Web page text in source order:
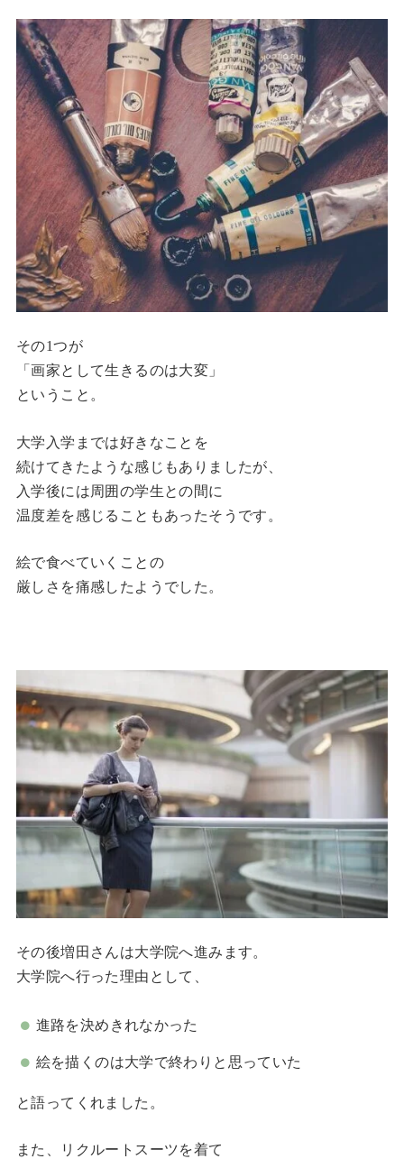
その1つが
「画家として生きるのは大変」
ということ。
大学入学までは好きなことを
続けてきたような感じもありましたが、
入学後には周囲の学生との間に
温度差を感じることもあったそうです。
絵で食べていくことの
厳しさを痛感したようでした。
その後増田さんは大学院へ進みます。
大学院へ行った理由として、
進路を決めきれなかった
絵を描くのは大学で終わりと思っていた
と語ってくれました。
また、リクルートスーツを着て